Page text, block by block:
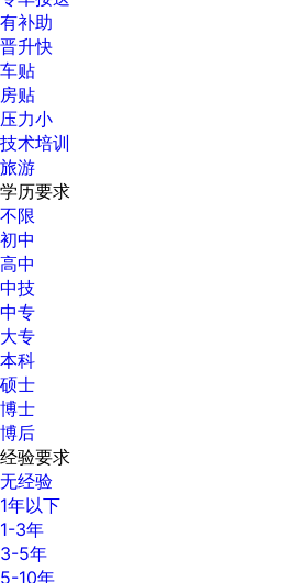
有补助
晋升快
车贴
房贴
压力小
技术培训
旅游
学历要求
不限
初中
高中
中技
中专
大专
本科
硕士
博士
博后
经验要求
无经验
1年以下
1-3年
3-5年
5-10年